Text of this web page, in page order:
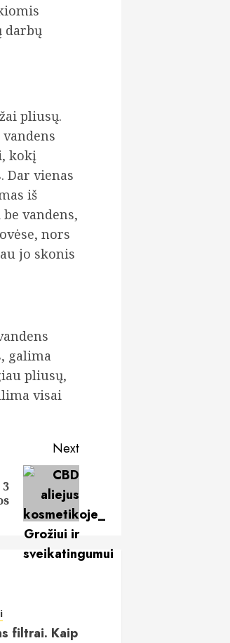
darbų
pliusų.
kokį
Dar vienas
iš
vandens,
nors
jo skonis
galima
pliusų,
visai
Next
filtrai. Kaip